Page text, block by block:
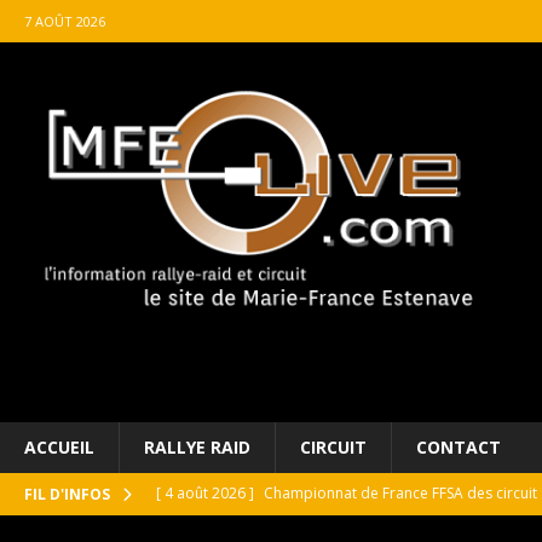
7 AOÛT 2026
ACCUEIL RALLYE RAID CIRCUIT CONTACT
FIL D'INFOS [ 4 août 2026 ] Championnat de France FFSA des